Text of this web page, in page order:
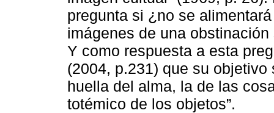
pregunta si ¿no se
imágenes de una
Y como respuesta a esta
(2004, p.231) que su objetivo
huella del alma, la de las
totémico de los objetos”.